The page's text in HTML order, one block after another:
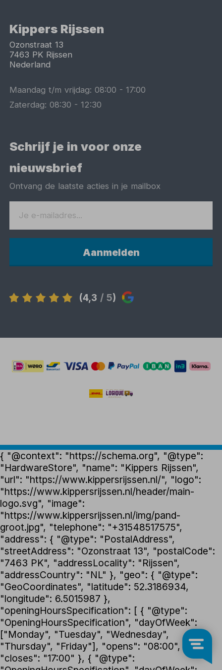
Kippers Rijssen
Ozonstraat 13
7463 PK Rijssen
Nederland
Maandag t/m vrijdag:08:00 -17:00
Zaterdag:08:30 -12:30
Schrijf je in voor onze
nieuwsbrief
Ontvang de laatste acties in je mailbox
Aanmelden
(4,3 / 5)
{ "@context": "https://schema.org", "@type":
"HardwareStore", "name": "Kippers Rijssen",
"url": "https://www.kippersrijssen.nl/", "logo":
"https://www.kippersrijssen.nl/header/main-
logo.svg", "image":
"https://www.kippersrijssen.nl/img/pand-
groot.jpg", "telephone": "+31548517575",
"address": { "@type": "PostalAddress",
"streetAddress": "Ozonstraat 13", "postalCode":
"7463 PK", "addressLocality": "Rijssen",
"addressCountry": "NL" }, "geo": { "@type":
"GeoCoordinates", "latitude": 52.3186934,
"longitude": 6.5015987 },
"openingHoursSpecification": [ { "@type":
"OpeningHoursSpecification", "dayOfWeek":
["Monday", "Tuesday", "Wednesday",
"Thursday", "Friday"], "opens": "08:00",
"closes": "17:00" }, { "@type":